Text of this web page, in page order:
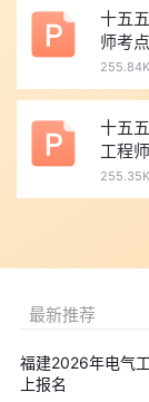
片，可1元领取>>
构建底层逻辑，区
【电气工程师
点击查看>>
来黄金发展期
点击查看>>
点击领取>>
以上就是
部内容，更多电
十五
师考
十五
工程
最新推荐
福建2026年电气
上报名